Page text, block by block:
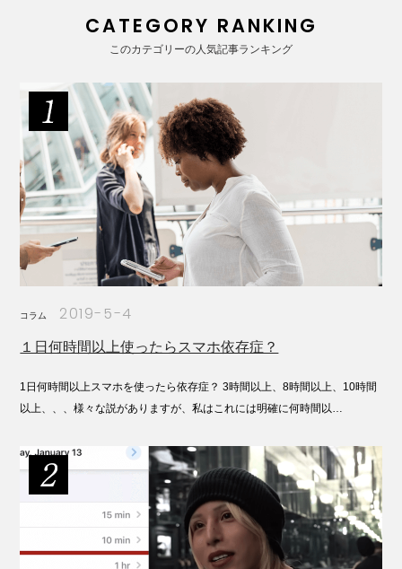
CATEGORY RANKING
このカテゴリーの人気記事ランキング
コラム 2019-5-4
１日何時間以上使ったらスマホ依存症？
1日何時間以上スマホを使ったら依存症？ 3時間以上、8時間以上、10時間
以上、、、様々な説がありますが、私はこれには明確に何時間以…